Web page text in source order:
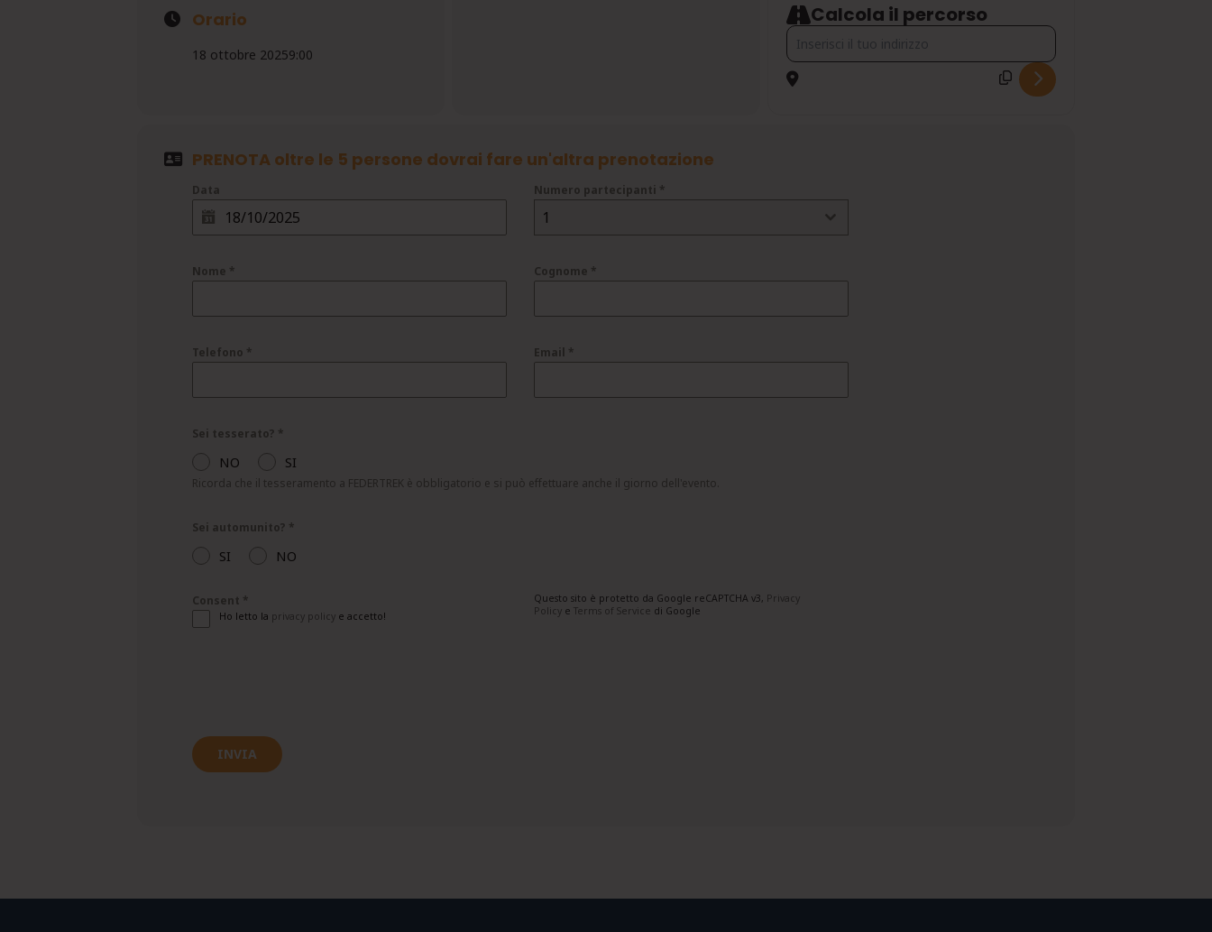
Orario
18 ottobre 20259:00
Calcola il percorso
Address - I COLORI DELL'AUTUNNO E LA FESTA DELLA CASTAGNA
PRENOTA oltre le 5 persone dovrai fare un'altra prenotazione
Data Numero partecipanti *
1
Nome * Cognome *
Telefono * Email *
Sei tesserato? *
NO SI
Ricorda che il tesseramento a FEDERTREK è obbligatorio e si può effettuare anche il giorno dell'evento.
Sei automunito? *
SI NO
Consent *
Ho letto la privacy policy e accetto!
Questo sito è protetto da Google reCAPTCHA v3, Privacy
Policy e Terms of Service di Google
INVIA